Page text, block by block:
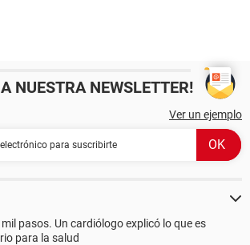
NUESTRA NEWSLETTER!
Ver un ejemplo
pasos. Un cardiólogo explicó lo que es
para la salud